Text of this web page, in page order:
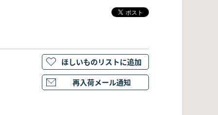
ほしいものリストに追加
再入荷メール通知